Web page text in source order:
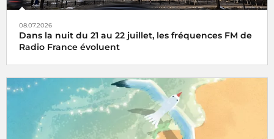
08.07.2026
Dans la nuit du 21 au 22 juillet, les fréquences FM de
Radio France évoluent